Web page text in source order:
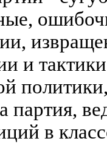
и
партия,
в